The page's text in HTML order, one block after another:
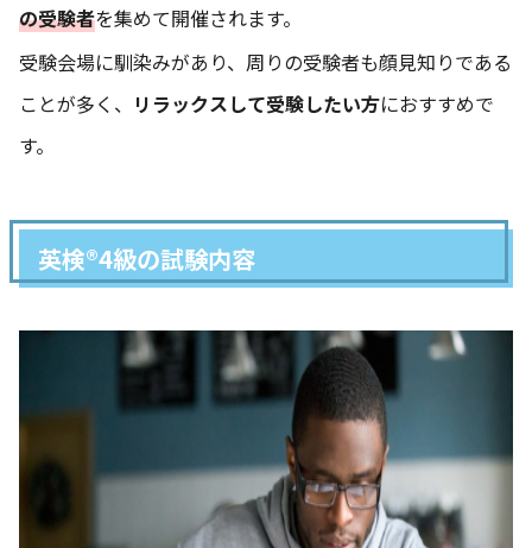
の受験者を集めて開催されます。
受験会場に馴染みがあり、周りの受験者も顔見知りである
ことが多く、 リラックスして受験したい方におすすめで
す。
英検®4級の試験内容